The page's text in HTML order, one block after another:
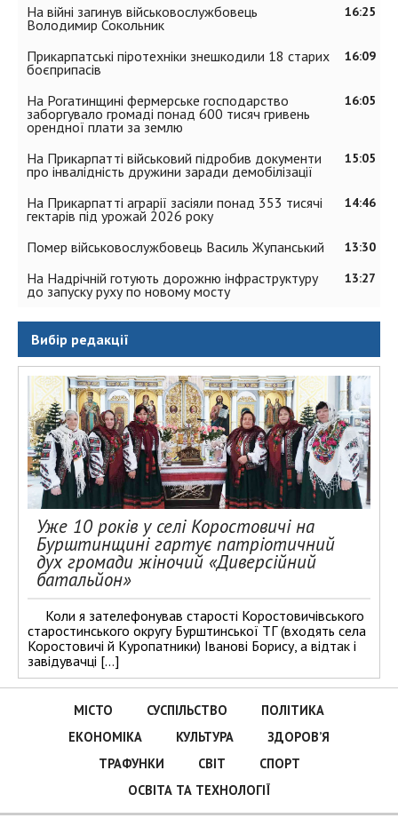
16:25
На війні загинув військовослужбовець
Володимир Сокольник
16:09
Прикарпатські піротехніки знешкодили 18 старих
боєприпасів
16:05
На Рогатинщині фермерське господарство
заборгувало громаді понад 600 тисяч гривень
орендної плати за землю
15:05
На Прикарпатті військовий підробив документи
про інвалідність дружини заради демобілізації
14:46
На Прикарпатті аграрії засіяли понад 353 тисячі
гектарів під урожай 2026 року
13:30
Помер військовослужбовець Василь Жупанський
13:27
На Надрічній готують дорожню інфраструктуру
до запуску руху по новому мосту
Вибір редакції
Уже 10 років у селі Коростовичі на
Бурштинщині гартує патріотичний
дух громади жіночий «Диверсійний
батальйон»
Коли я зателефонував старості Коростовичівського
старостинського округу Бурштинської ТГ (входять села
Коростовичі й Куропатники) Іванові Борису, а відтак і
завідувачці […]
МІСТО СУСПІЛЬСТВО
ПОЛІТИКА
ЕКОНОМІКА
КУЛЬТУРА
ЗДОРОВ’Я
ТРАФУНКИ
СВІТ
СПОРТ
ОСВІТА ТА ТЕХНОЛОГІЇ